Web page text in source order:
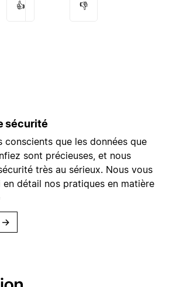
👍 👎
sécurité
conscients que les données que
sont précieuses, et nous
très au sérieux. Nous vous
détail nos pratiques en matière
→